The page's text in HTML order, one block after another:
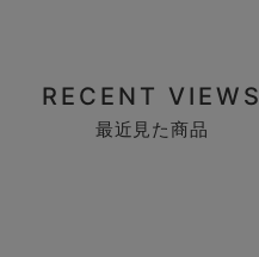
RECENT VIEWS
最近見た商品